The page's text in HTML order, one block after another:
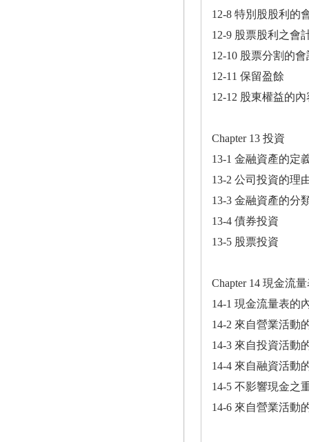
12-8 特別股股利的
12-9 股票股利之會
12-10 股票分割的
12-11 保留盈餘
12-12 股東權益的內
Chapter 13 投資
13-1 金融資產的定
13-2 公司投資的理
13-3 金融資產的分
13-4 債券投資
13-5 股票投資
Chapter 14 現金流
14-1 現金流量表的
14-2 來自營業活動
14-3 來自投資活動
14-4 來自融資活動
14-5 不影響現金之
14-6 來自營業活動